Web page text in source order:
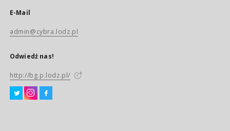
E-Mail
admin@cybra.lodz.pl
Odwiedź nas!
http://bg.p.lodz.pl/